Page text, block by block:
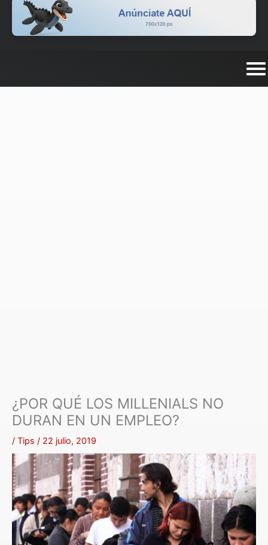
¿POR QUÉ LOS MILLENIALS NO
DURAN EN UN EMPLEO?
/ Tips / 22 julio, 2019